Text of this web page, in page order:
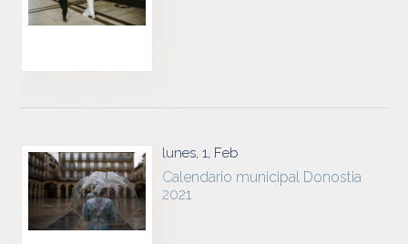
lunes, 1, Feb
Calendario municipal Donostia
2021